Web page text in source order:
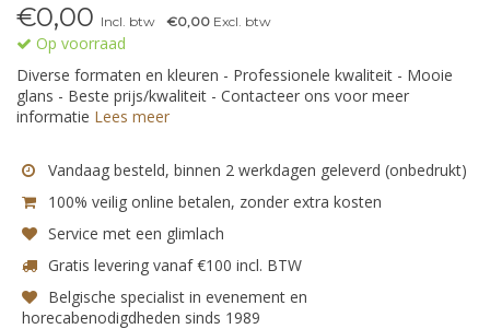
€0,00 Incl. btw €0,00 Excl. btw
Op voorraad
Diverse formaten en kleuren - Professionele kwaliteit - Mooie
glans - Beste prijs/kwaliteit - Contacteer ons voor meer
informatie Lees meer
Vandaag besteld, binnen 2 werkdagen geleverd (onbedrukt)
100% veilig online betalen, zonder extra kosten
Service met een glimlach
Gratis levering vanaf €100 incl. BTW
Belgische specialist in evenement en
horecabenodigdheden sinds 1989